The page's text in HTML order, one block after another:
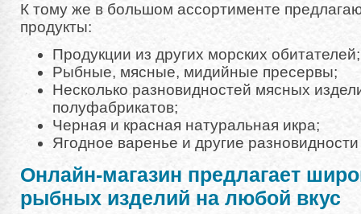
К тому же в большом ассортименте
продукты:
Продукции из других морских обитателей;
Рыбные, мясные, мидийные пресервы;
Несколько разновидностей мясных
полуфабрикатов;
Черная и красная натуральная икра;
Ягодное варенье и другие
Онлайн-магазин предлагает
рыбных изделий на любой вкус